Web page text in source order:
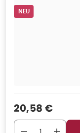
NEU
20,58 €